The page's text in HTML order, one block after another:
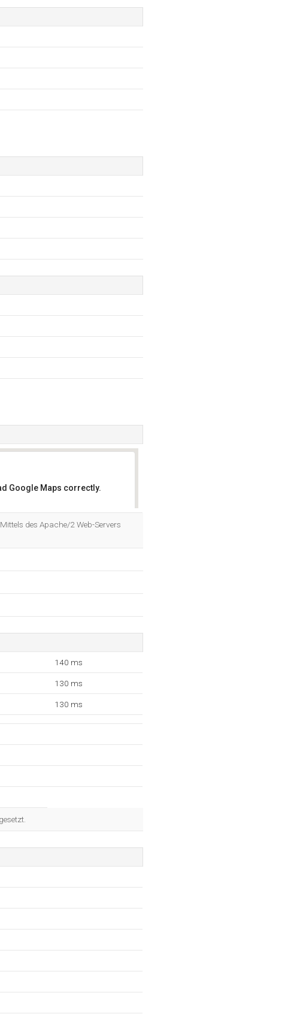
Google Maps correctly.
des Apache/2 Web-Servers
140 ms
130 ms
130 ms